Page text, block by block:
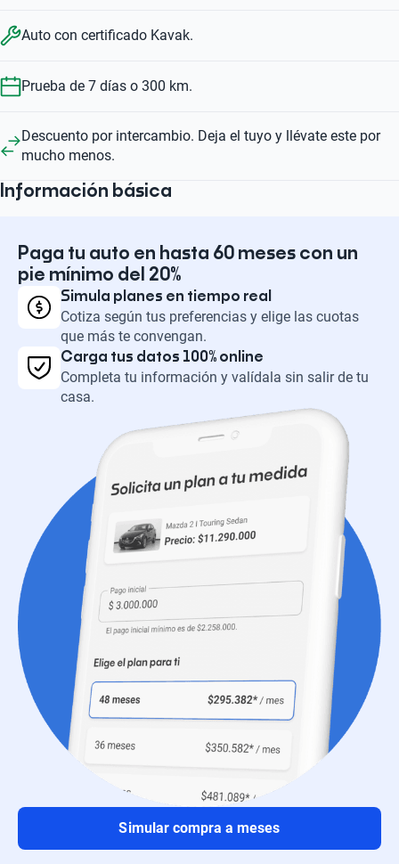
Auto con certificado Kavak.
Prueba de 7 días o 300 km.
Descuento por intercambio. Deja el tuyo y llévate este por
mucho menos.
Información básica
Paga tu auto en hasta 60 meses con un
pie mínimo del 20%
Simula planes en tiempo real
Cotiza según tus preferencias y elige las cuotas
que más te convengan.
Carga tus datos 100% online
Completa tu información y valídala sin salir de tu
casa.
Simular compra a meses